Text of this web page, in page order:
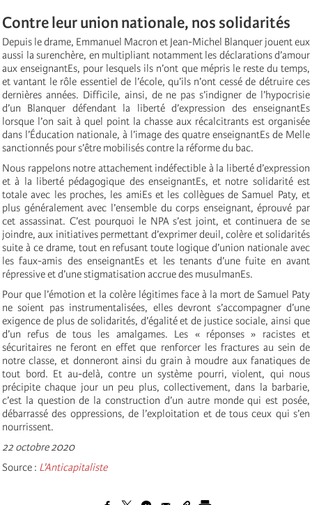
Contre leur union nationale, nos solidarités
Depuis le drame, Emmanuel Macron et Jean-Michel Blanquer jouent eux
aussi la surenchère, en multipliant notamment les déclarations d’amour
aux enseignantEs, pour lesquels ils n’ont que mépris le reste du temps,
et vantant le rôle essentiel de l’école, qu’ils n’ont cessé de détruire ces
dernières années. Difficile, ainsi, de ne pas s’indigner de l’hypocrisie
d’un Blanquer défendant la liberté d’expression des enseignantEs
lorsque l’on sait à quel point la chasse aux récalcitrants est organisée
dans l’Éducation nationale, à l’image des quatre enseignantEs de Melle
sanctionnés pour s’être mobilisés contre la réforme du bac.
Nous rappelons notre attachement indéfectible à la liberté d’expression
et à la liberté pédagogique des enseignantEs, et notre solidarité est
totale avec les proches, les amiEs et les collègues de Samuel Paty, et
plus généralement avec l’ensemble du corps enseignant, éprouvé par
cet assassinat. C’est pourquoi le NPA s’est joint, et continuera de se
joindre, aux initiatives permettant d’exprimer deuil, colère et solidarités
suite à ce drame, tout en refusant toute logique d’union nationale avec
les faux-amis des enseignantEs et les tenants d’une fuite en avant
répressive et d’une stigmatisation accrue des musulmanEs.
Pour que l’émotion et la colère légitimes face à la mort de Samuel Paty
ne soient pas instrumentalisées, elles devront s’accompagner d’une
exigence de plus de solidarités, d’égalité et de justice sociale, ainsi que
d’un refus de tous les amalgames. Les « réponses » racistes et
sécuritaires ne feront en effet que renforcer les fractures au sein de
notre classe, et donneront ainsi du grain à moudre aux fanatiques de
tout bord. Et au-delà, contre un système pourri, violent, qui nous
précipite chaque jour un peu plus, collectivement, dans la barbarie,
c’est la question de la construction d’un autre monde qui est posée,
débarrassé des oppressions, de l’exploitation et de tous ceux qui s’en
nourrissent.
22 octobre 2020
Source : L'Anticapitaliste